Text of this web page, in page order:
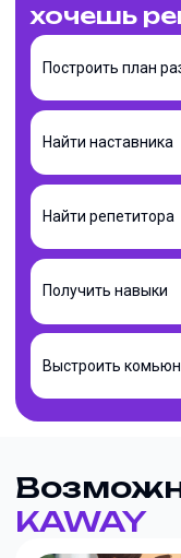
хочешь
Построить план
Найти наставника
Найти репетитора
Получить навыки
Выстроить
KAWAY